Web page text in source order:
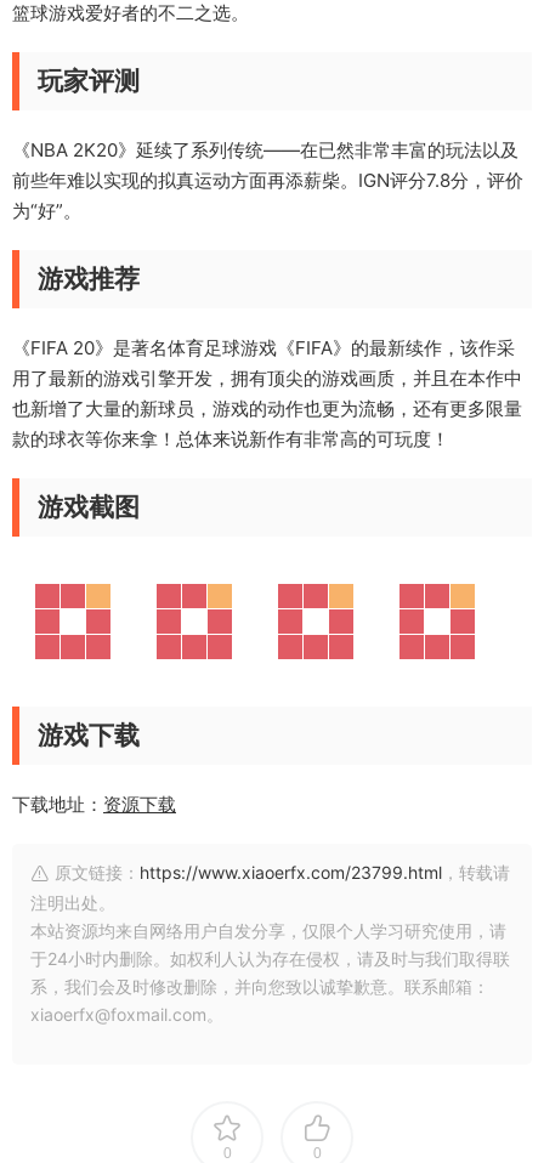
篮球游戏爱好者的不二之选。
玩家评测
《NBA 2K20》延续了系列传统——在已然非常丰富的玩法以及
前些年难以实现的拟真运动方面再添薪柴。IGN评分7.8分，评价
为“好”。
游戏推荐
《FIFA 20》是著名体育足球游戏《FIFA》的最新续作，该作采
用了最新的游戏引擎开发，拥有顶尖的游戏画质，并且在本作中
也新增了大量的新球员，游戏的动作也更为流畅，还有更多限量
款的球衣等你来拿！总体来说新作有非常高的可玩度！
游戏截图
游戏下载
下载地址： 资源下载
原文链接： https://www.xiaoerfx.com/23799.html ，转载请
注明出处。
本站资源均来自网络用户自发分享，仅限个人学习研究使用，请
于24小时内删除。如权利人认为存在侵权，请及时与我们取得联
系，我们会及时修改删除，并向您致以诚挚歉意。联系邮箱：
xiaoerfx@foxmail.com。
0 0